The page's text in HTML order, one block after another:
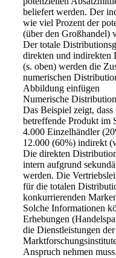
beliefert werden. Der
wie viel Prozent der
(über den Großhandel)
Der totale
direkten und indirekten
(s. oben) werden die
numerischen
Abbildung einfügen
Numerische
Das Beispiel zeigt,
betreffende Produkt im
4.000 Einzelhändler
12.000 (60%) indirekt
Die direkten
intern aufgrund
werden. Die
für die totalen
konkurrierenden
Solche Informationen
Erhebungen
die Dienstleistungen
Anspruch nehmen muss.